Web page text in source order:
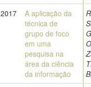
2017
A aplicação da
técnica de
grupo de foco
em uma
pesquisa na
área da ciência
da informação